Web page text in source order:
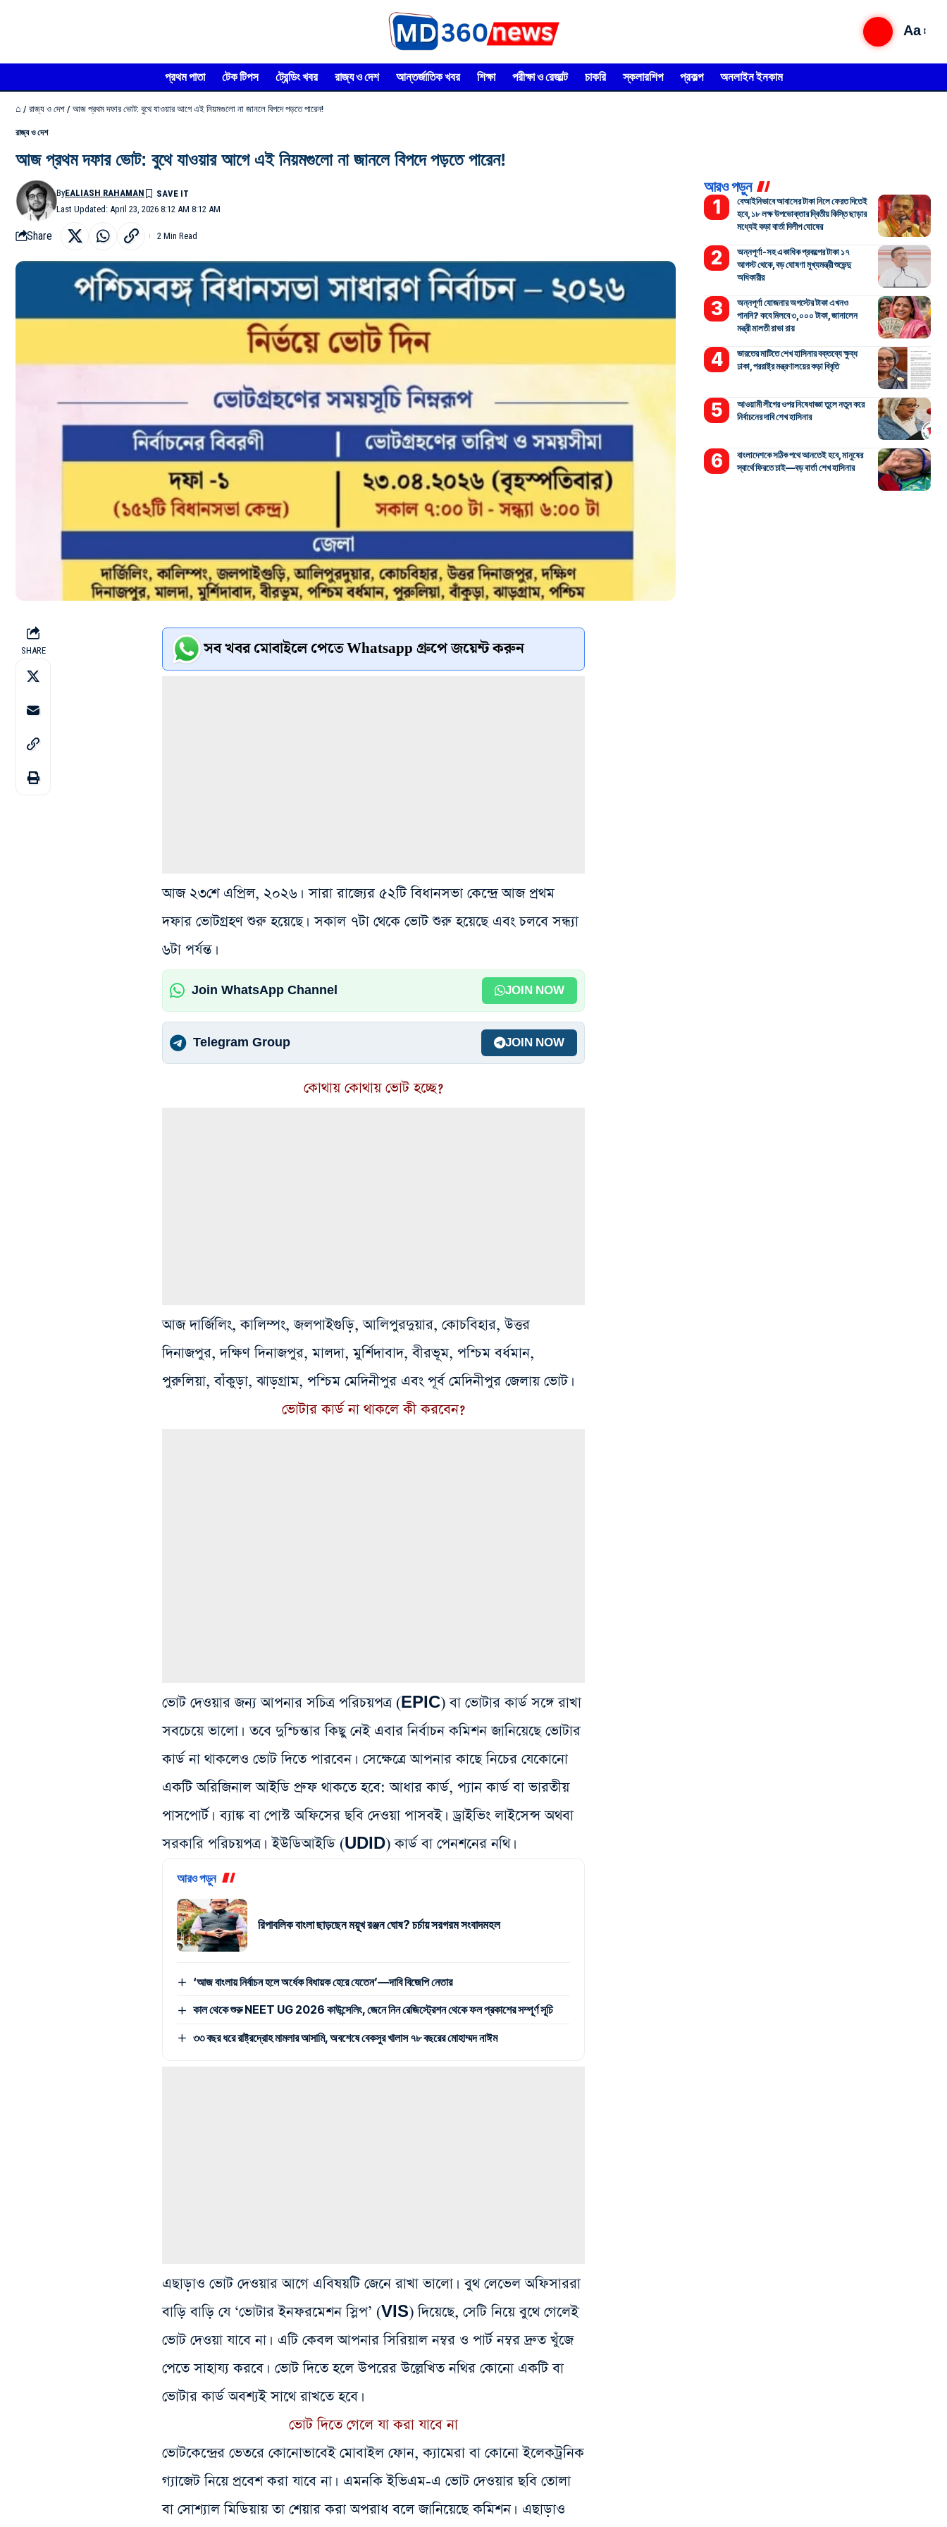
Aa
প্রথম পাতা টেক টিপস ট্রেন্ডিং খবর রাজ্য ও দেশ আন্তর্জাতিক খবর শিক্ষা পরীক্ষা ও রেজাল্ট চাকরি স্কলারশিপ প্রকল্প অনলাইন ইনকাম
⌂ / রাজ্য ও দেশ / আজ প্রথম দফার ভোট: বুথে যাওয়ার আগে এই নিয়মগুলো না জানলে বিপদে পড়তে পারেন!
রাজ্য ও দেশ
আজ প্রথম দফার ভোট: বুথে যাওয়ার আগে এই নিয়মগুলো না জানলে বিপদে পড়তে পারেন!
Last Updated: April 23, 2026 8:12 AM 8:12 AM
ByEALIASH RAHAMAN
Share 2 Min Read
SHARE সব খবর মোবাইলে পেতে Whatsapp গ্রুপে জয়েন্ট করুন
আজ ২৩শে এপ্রিল, ২০২৬। সারা রাজ্যের ৫২টি বিধানসভা কেন্দ্রে আজ প্রথম
দফার ভোটগ্রহণ শুরু হয়েছে। সকাল ৭টা থেকে ভোট শুরু হয়েছে এবং চলবে সন্ধ্যা
৬টা পর্যন্ত।
Join WhatsApp Channel JOIN NOW
Telegram Group JOIN NOW
কোথায় কোথায় ভোট হচ্ছে?
আজ দার্জিলিং, কালিম্পং, জলপাইগুড়ি, আলিপুরদুয়ার, কোচবিহার, উত্তর
দিনাজপুর, দক্ষিণ দিনাজপুর, মালদা, মুর্শিদাবাদ, বীরভূম, পশ্চিম বর্ধমান,
পুরুলিয়া, বাঁকুড়া, ঝাড়গ্রাম, পশ্চিম মেদিনীপুর এবং পূর্ব মেদিনীপুর জেলায় ভোট।
ভোটার কার্ড না থাকলে কী করবেন?
ভোট দেওয়ার জন্য আপনার সচিত্র পরিচয়পত্র (EPIC) বা ভোটার কার্ড সঙ্গে রাখা
সবচেয়ে ভালো। তবে দুশ্চিন্তার কিছু নেই এবার নির্বাচন কমিশন জানিয়েছে ভোটার
কার্ড না থাকলেও ভোট দিতে পারবেন। সেক্ষেত্রে আপনার কাছে নিচের যেকোনো
একটি অরিজিনাল আইডি প্রুফ থাকতে হবে: আধার কার্ড, প্যান কার্ড বা ভারতীয়
পাসপোর্ট। ব্যাঙ্ক বা পোস্ট অফিসের ছবি দেওয়া পাসবই। ড্রাইভিং লাইসেন্স অথবা
সরকারি পরিচয়পত্র। ইউডিআইডি (UDID) কার্ড বা পেনশনের নথি।
আরও পড়ুন
রিপাবলিক বাংলা ছাড়ছেন ময়ূখ রঞ্জন ঘোষ? চর্চায় সরগরম সংবাদমহল
‘আজ বাংলায় নির্বাচন হলে অর্ধেক বিধায়ক হেরে যেতেন’—দাবি বিজেপি নেতার
কাল থেকে শুরু NEET UG 2026 কাউন্সেলিং, জেনে নিন রেজিস্ট্রেশন থেকে ফল প্রকাশের সম্পূর্ণ সূচি
৩৩ বছর ধরে রাষ্ট্রদ্রোহ মামলার আসামি, অবশেষে বেকসুর খালাস ৭৮ বছরের মোহাম্মদ নাঈম
এছাড়াও ভোট দেওয়ার আগে এবিষয়টি জেনে রাখা ভালো। বুথ লেভেল অফিসাররা
বাড়ি বাড়ি যে ‘ভোটার ইনফরমেশন স্লিপ’ (VIS) দিয়েছে, সেটি নিয়ে বুথে গেলেই
ভোট দেওয়া যাবে না। এটি কেবল আপনার সিরিয়াল নম্বর ও পার্ট নম্বর দ্রুত খুঁজে
পেতে সাহায্য করবে। ভোট দিতে হলে উপরের উল্লেখিত নথির কোনো একটি বা
ভোটার কার্ড অবশ্যই সাথে রাখতে হবে।
ভোট দিতে গেলে যা করা যাবে না
ভোটকেন্দ্রের ভেতরে কোনোভাবেই মোবাইল ফোন, ক্যামেরা বা কোনো ইলেকট্রনিক
গ্যাজেট নিয়ে প্রবেশ করা যাবে না। এমনকি ইভিএম-এ ভোট দেওয়ার ছবি তোলা
বা সোশ্যাল মিডিয়ায় তা শেয়ার করা অপরাধ বলে জানিয়েছে কমিশন। এছাড়াও
আরও পড়ুন
বেআইনিভাবে আবাসের টাকা নিলে ফেরত দিতেই
হবে, ১৮ লক্ষ উপভোক্তার দ্বিতীয় কিস্তি ছাড়ার
মধ্যেই কড়া বার্তা দিলীপ ঘোষের
অন্নপূর্ণা-সহ একাধিক প্রকল্পের টাকা ১৭
আগস্ট থেকে, বড় ঘোষণা মুখ্যমন্ত্রী শুভেন্দু
অধিকারীর
অন্নপূর্ণা যোজনার অগস্টের টাকা এখনও
পাননি? কবে মিলবে ৩,০০০ টাকা, জানালেন
মন্ত্রী মালতী রাভা রায়
ভারতের মাটিতে শেখ হাসিনার বক্তব্যে ক্ষুব্ধ
ঢাকা, পররাষ্ট্র মন্ত্রণালয়ের কড়া বিবৃতি
আওয়ামী লীগের ওপর নিষেধাজ্ঞা তুলে নতুন করে
নির্বাচনের দাবি শেখ হাসিনার
বাংলাদেশকে সঠিক পথে আনতেই হবে, মানুষের
স্বার্থে ফিরতে চাই—বড় বার্তা শেখ হাসিনার